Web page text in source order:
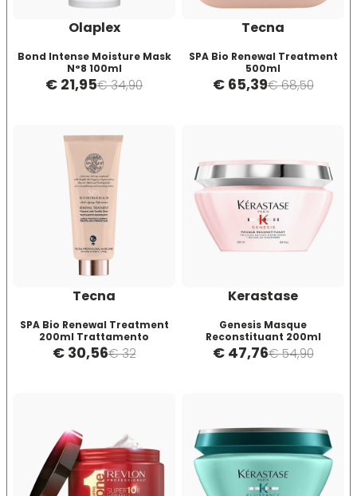
Four Reasons
GAMMAPIÙ
Giusy Hold
GOLDWELL
Hair Tech
Hennatech
Jvone Milano
Kélite
Kemon
Kerastase
Labor
Manic Panic
Olaplex
Bond Intense Moisture Mask
N°8 100ml
€ 21,95€ 34,90
Tecna
SPA Bio Renewal Treatment
500ml
€ 65,39€ 68,50
Tecna
SPA Bio Renewal Treatment
200ml Trattamento
rigenerante Capelli Trattati e
Rovinati
€ 30,56€ 32
Kerastase
Genesis Masque
Reconstituant 200ml
€ 47,76€ 54,90